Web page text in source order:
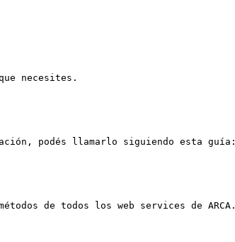
necesites.
podés llamarlo siguiendo esta guía:
de todos los web services de ARCA.